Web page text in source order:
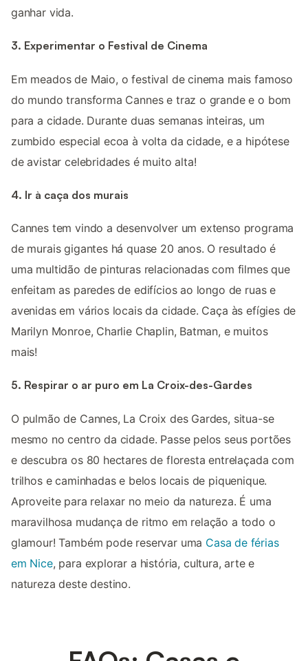
ganhar vida.
3. Experimentar o Festival de Cinema
Em meados de Maio, o festival de cinema mais famoso
do mundo transforma Cannes e traz o grande e o bom
para a cidade. Durante duas semanas inteiras, um
zumbido especial ecoa à volta da cidade, e a hipótese
de avistar celebridades é muito alta!
4. Ir à caça dos murais
Cannes tem vindo a desenvolver um extenso programa
de murais gigantes há quase 20 anos. O resultado é
uma multidão de pinturas relacionadas com filmes que
enfeitam as paredes de edifícios ao longo de ruas e
avenidas em vários locais da cidade. Caça às efígies de
Marilyn Monroe, Charlie Chaplin, Batman, e muitos
mais!
5. Respirar o ar puro em La Croix-des-Gardes
O pulmão de Cannes, La Croix des Gardes, situa-se
mesmo no centro da cidade. Passe pelos seus portões
e descubra os 80 hectares de floresta entrelaçada com
trilhos e caminhadas e belos locais de piquenique.
Aproveite para relaxar no meio da natureza. É uma
maravilhosa mudança de ritmo em relação a todo o
glamour! Também pode reservar uma Casa de férias
em Nice, para explorar a história, cultura, arte e
natureza deste destino.